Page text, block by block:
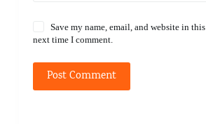
Save my name, email, and website in
next time I comment.
Post Comment